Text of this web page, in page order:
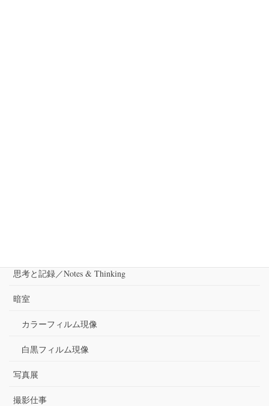
思考と記録／Notes & Thinking
暗室
カラーフィルム現像
白黒フィルム現像
写真展
撮影仕事